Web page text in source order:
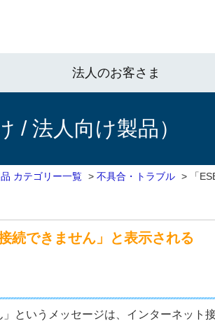
法人のお客さま
法人向け製品）
カテゴリー一覧 > 不具合・トラブル >
「
続できません」と表示される
というメッセージは、インターネッ